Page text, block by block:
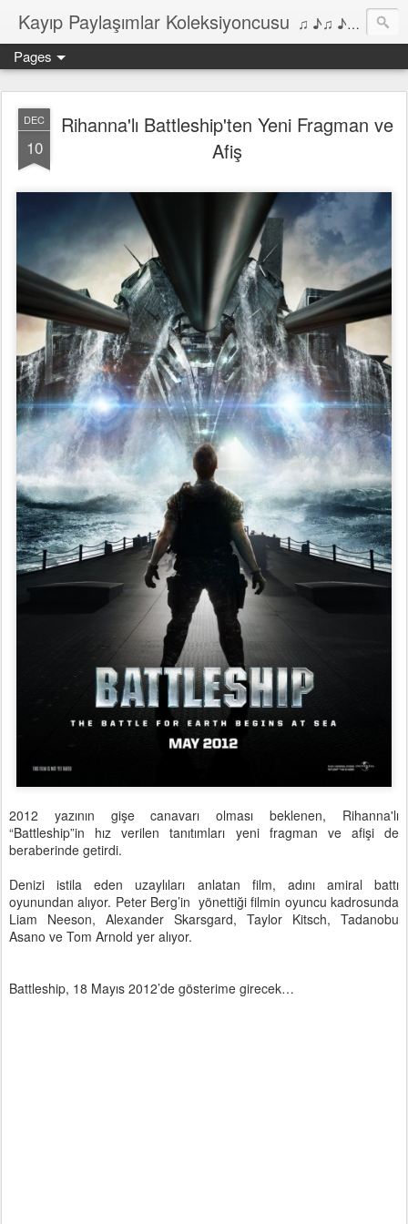
Kayıp Paylaşımlar Koleksiyoncusu ♫ ♪♫ ♪ ♫ ♪♫ ♪•♫♪ 2006'dan bu yana Film, Dizi, Müzik ve Kitaplar üzerine Yazılar Diyarı...
Pages
DEC
10
Rihanna'lı Battleship'ten Yeni Fragman ve
Afiş
2012 yazının gişe canavarı olması beklenen, Rihanna'lı
“Battleship”in hız verilen tanıtımları yeni fragman ve afişi de
beraberinde getirdi.
Denizi istila eden uzaylıları anlatan film, adını amiral battı
oyunundan alıyor. Peter Berg’in yönettiği filmin oyuncu kadrosunda
Liam Neeson, Alexander Skarsgard, Taylor Kitsch, Tadanobu
Asano ve Tom Arnold yer alıyor.
Battleship, 18 Mayıs 2012’de gösterime girecek…